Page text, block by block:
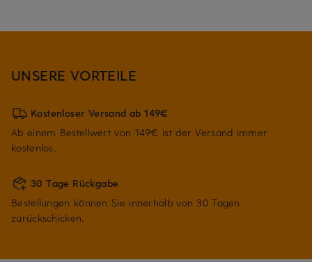
UNSERE VORTEILE
Kostenloser Versand ab 149€
Ab einem Bestellwert von 149€ ist der Versand immer
kostenlos.
30 Tage Rückgabe
Bestellungen können Sie innerhalb von 30 Tagen
zurückschicken.